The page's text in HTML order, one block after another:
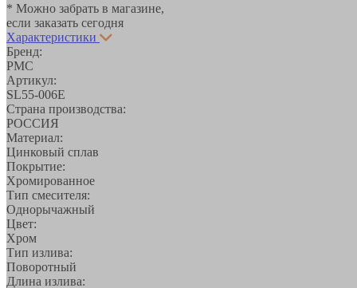
* Можно забрать в магазине,
если заказать сегодня
Характеристики
Бренд:
РМС
Артикул:
SL55-006E
Страна производства:
РОССИЯ
Материал:
Цинковый сплав
Покрытие:
Хромированное
Тип смесителя:
Однорычажный
Цвет:
Хром
Тип излива:
Поворотный
Длина излива: